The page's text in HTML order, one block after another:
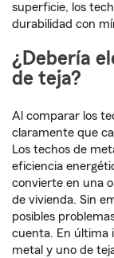
superficie, los
durabilidad con
¿Debería
de teja?
Al comparar los
claramente que
Los techos de
eficiencia
convierte en una
de vivienda. Sin
posibles
cuenta. En última
metal y uno de